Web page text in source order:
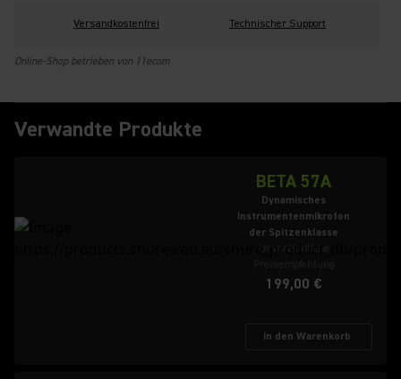
Versandkostenfrei Technischer Support
Online-Shop betrieben von 11ecom
Verwandte Produkte
BETA 57A
Dynamisches
Instrumentenmikrofon
der Spitzenklasse
Unverbindliche
199,00 €
In den Warenkorb